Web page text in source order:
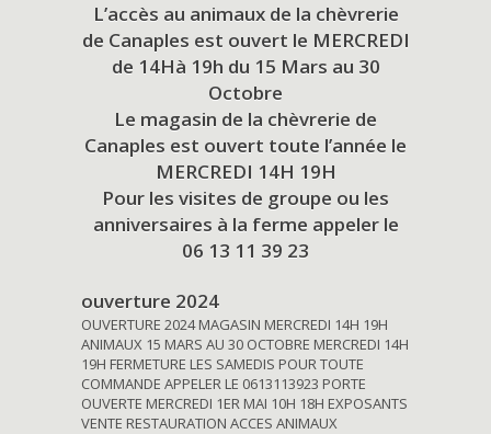
L’accès au animaux de la chèvrerie
de Canaples est ouvert le MERCREDI
de 14Hà 19h du 15 Mars au 30
Octobre
Le magasin de la chèvrerie de
Canaples est ouvert toute l’année le
MERCREDI 14H 19H
Pour les visites de groupe ou les
anniversaires à la ferme appeler le
06 13 11 39 23
ouverture 2024
OUVERTURE 2024 MAGASIN MERCREDI 14H 19H
ANIMAUX 15 MARS AU 30 OCTOBRE MERCREDI 14H
19H FERMETURE LES SAMEDIS POUR TOUTE
COMMANDE APPELER LE 0613113923 PORTE
OUVERTE MERCREDI 1ER MAI 10H 18H EXPOSANTS
VENTE RESTAURATION ACCES ANIMAUX